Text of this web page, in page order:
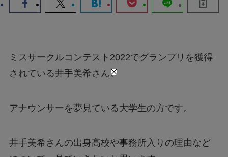
ミスサークルコンテスト2022でグランプリを獲得
されている井手美希さん。
アナウンサーを夢見ている大学生の方です。
井手美希さんの出身高校や事務所入りの理由など